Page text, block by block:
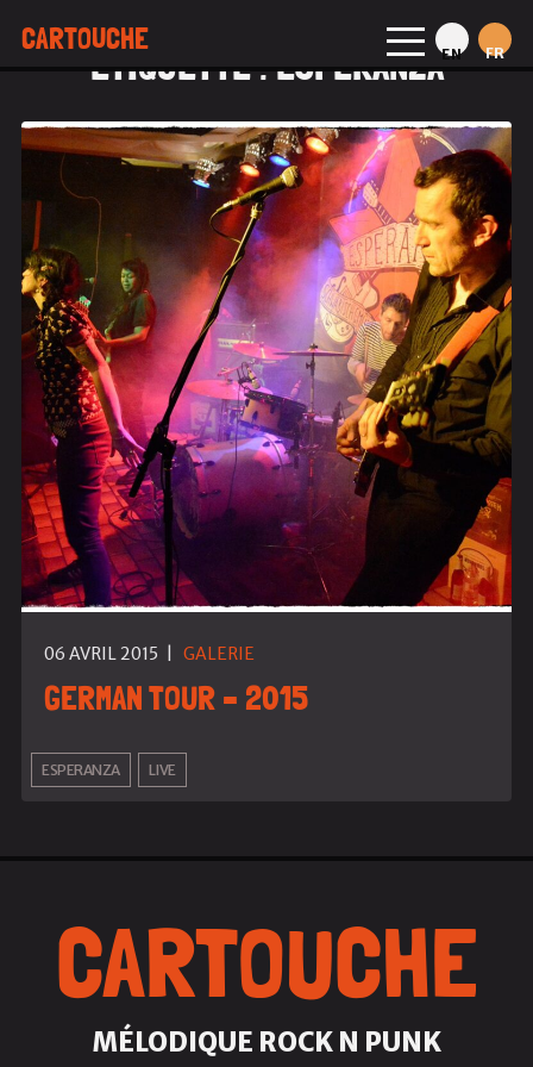
CARTOUCHE EN FR
ÉTIQUETTE : ESPERANZA
06 AVRIL 2015 |GALERIE
GERMAN TOUR – 2015
ESPERANZA LIVE
CARTOUCHE
MÉLODIQUE ROCK N PUNK